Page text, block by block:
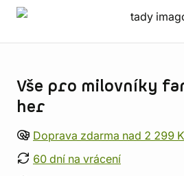
Vše pro milovníky
her
Doprava zdarma nad 2 299
60 dní na vrácení